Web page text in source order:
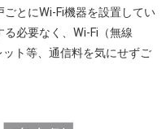
とにWi-Fi機器を設置してい
必要なく、Wi-Fi（無線
ト等、通信料を気にせずご